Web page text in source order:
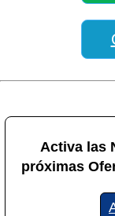
Activa las
próximas